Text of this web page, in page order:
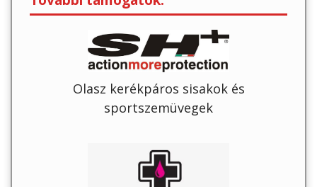
Olasz kerékpáros sisakok és
sportszemüvegek